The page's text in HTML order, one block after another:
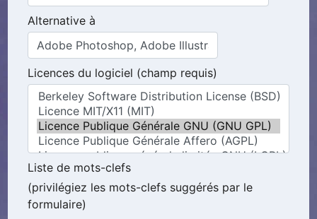
Alternative à
Licences du logiciel (champ requis)
Liste de mots-clefs
(privilégiez les mots-clefs suggérés par le
formulaire)